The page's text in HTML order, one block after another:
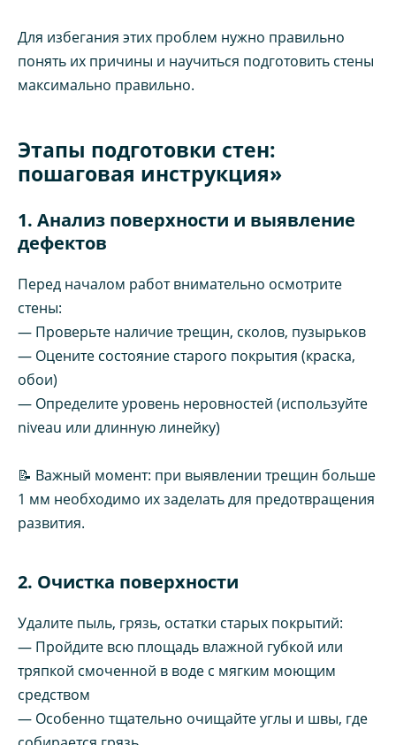
Для избегания этих проблем нужно правильно
понять их причины и научиться подготовить стены
максимально правильно.
Этапы подготовки стен:
пошаговая инструкция»
1. Анализ поверхности и выявление
дефектов
Перед началом работ внимательно осмотрите
стены:
— Проверьте наличие трещин, сколов, пузырьков
— Оцените состояние старого покрытия (краска,
обои)
— Определите уровень неровностей (используйте
niveau или длинную линейку)
📝 Важный момент: при выявлении трещин больше
1 мм необходимо их заделать для предотвращения
развития.
2. Очистка поверхности
Удалите пыль, грязь, остатки старых покрытий:
— Пройдите всю площадь влажной губкой или
тряпкой смоченной в воде с мягким моющим
средством
— Особенно тщательно очищайте углы и швы, где